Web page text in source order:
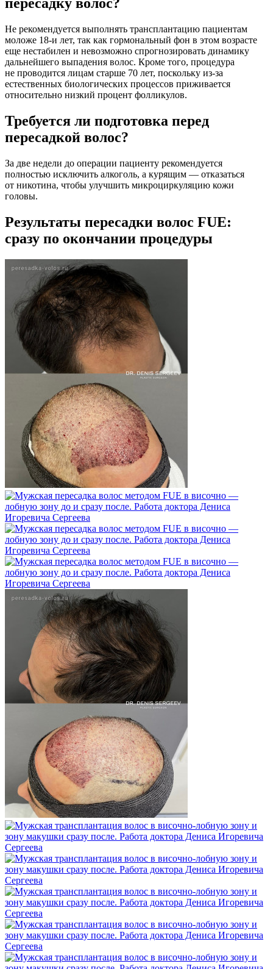
пересадку волос?
Не рекомендуется выполнять трансплантацию пациентам
моложе 18-и лет, так как гормональный фон в этом возрасте
еще нестабилен и невозможно спрогнозировать динамику
дальнейшего выпадения волос. Кроме того, процедура
не проводится лицам старше 70 лет, поскольку из-за
естественных биологических процессов приживается
относительно низкий процент фолликулов.
Требуется ли подготовка перед
пересадкой волос?
За две недели до операции пациенту рекомендуется
полностью исключить алкоголь, а курящим — отказаться
от никотина, чтобы улучшить микроциркуляцию кожи
головы.
Результаты пересадки волос FUE:
сразу по окончании процедуры